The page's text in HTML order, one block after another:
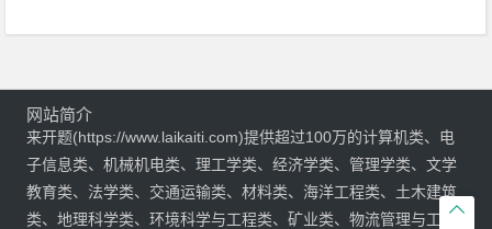

网站简介
来开题(https://www.laikaiti.com)提供超过100万的计算机类、电
子信息类、机械机电类、理工学类、经济学类、管理学类、文学
教育类、法学类、交通运输类、材料类、海洋工程类、土木建筑
类、地理科学类、环境科学与工程类、矿业类、物流管理与工程